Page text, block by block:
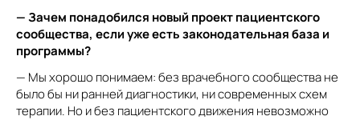
— Зачем понадобился новый проект пациентского
сообщества, если уже есть законодательная база и
программы?
— Мы хорошо понимаем: без врачебного сообщества не
было бы ни ранней диагностики, ни современных схем
терапии. Но и без пациентского движения невозможно